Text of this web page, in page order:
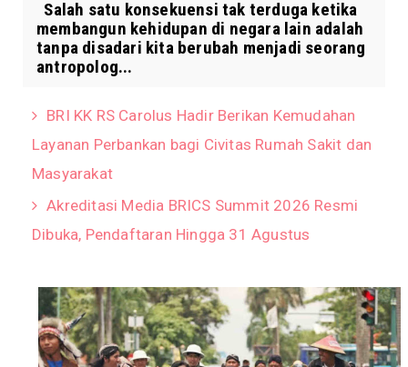
Salah satu konsekuensi tak terduga ketika
membangun kehidupan di negara lain adalah
tanpa disadari kita berubah menjadi seorang
antropolog...
BRI KK RS Carolus Hadir Berikan Kemudahan
Layanan Perbankan bagi Civitas Rumah Sakit dan
Masyarakat
Akreditasi Media BRICS Summit 2026 Resmi
Dibuka, Pendaftaran Hingga 31 Agustus